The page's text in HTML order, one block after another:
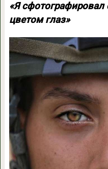
«Я
цветом глаз»